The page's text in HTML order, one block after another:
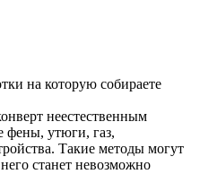
на которую собираете
неестественным
фены, утюги, газ,
Такие методы могут
станет невозможно